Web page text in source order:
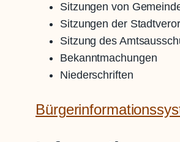
Sitzungen von
Sitzungen der
Sitzung des
Bekanntmachungen
Niederschriften